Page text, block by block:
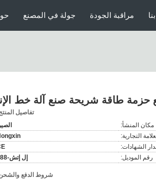
جولة في المصنع مراقبة الجودة
حزمة طاقة شريحة صنع آلة خط
تفاصيل
مكان المنشأ:
التجارية:
الشهادات:
رقم الموديل:
إل إتش-188
شروط الدفع